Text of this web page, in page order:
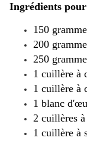
Ingrédients
150
200
250
1 cuillère à
1 cuillère à
1 blanc
2 cuillères
1 cuillère à